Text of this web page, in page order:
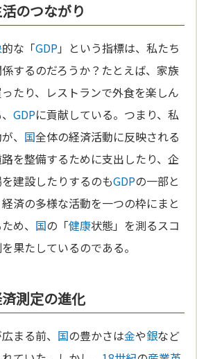
のつながり
的な「GDP」という指標は、私たち
するのだろうか？たとえば、家族
たり、レストランで外食を楽しん
GDPに貢献している。つまり、私
、 国全体の経済活動に反映される
を整備するために支出したり、企
建設したりするのもGDPの一部と
済の多様な活動を一つの枠にまと
め、 国の「健康状態」を測るスコ
果たしているのである。
測定の進化
まる前、 国の豊かさは金や銀など